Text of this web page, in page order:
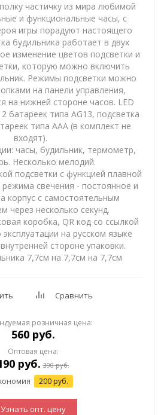
частичку из мира любимой
и функциональные часы, с
игры порадуют настоящего
будильника работает в двух
изменение цветов подсветки и
которую можно включить
Режимы подсветки можно
на панели управления,
на нижней стороне часов. LED
батареек типа AG13, подсветка
типа AAA (в комплект не
входят).
часы, будильник, термометр,
Несколько мелодий.
подсветки с функцией плавной
свечения - постоянное и
корпус с самостоятельным
через несколько секунд.
коробка, QR код со ссылкой
на русском языке
стороне упаковки.
7,7см на 7,7см на 7,7см
Сравнить
розничная цена:
560 руб.
Оптовая цена:
руб. 390руб.
200 руб.
Узнать опт. цену